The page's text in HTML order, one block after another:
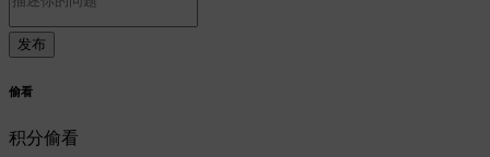
偷看
积分偷看